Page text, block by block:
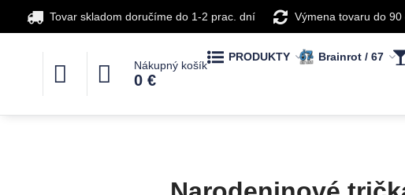
Tovar skladom doručíme do 1-2 prac. dní Výmena tovaru do 90
Nákupný košík
0 €
PRODUKTY Brainrot / 67